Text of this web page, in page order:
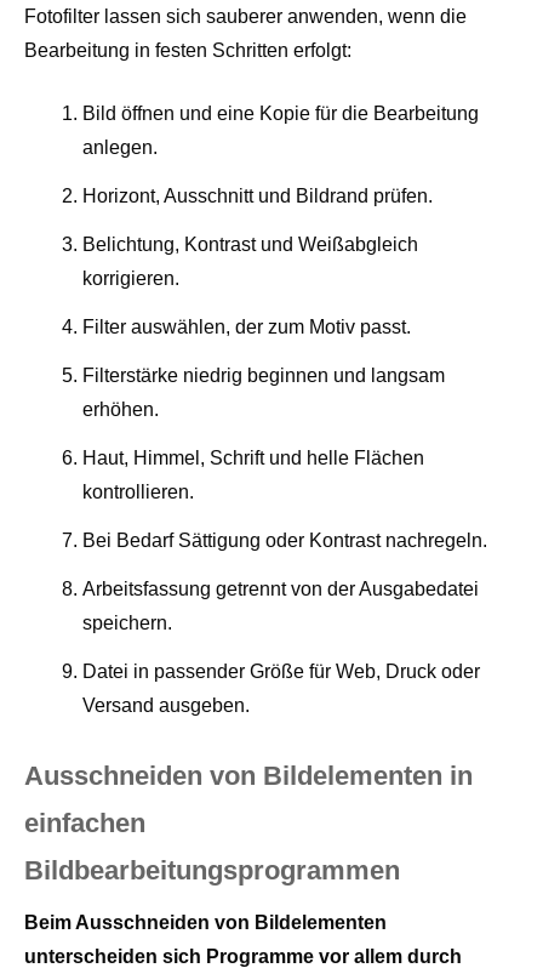
Fotofilter lassen sich sauberer anwenden, wenn die
Bearbeitung in festen Schritten erfolgt:
Bild öffnen und eine Kopie für die Bearbeitung
anlegen.
Horizont, Ausschnitt und Bildrand prüfen.
Belichtung, Kontrast und Weißabgleich
korrigieren.
Filter auswählen, der zum Motiv passt.
Filterstärke niedrig beginnen und langsam
erhöhen.
Haut, Himmel, Schrift und helle Flächen
kontrollieren.
Bei Bedarf Sättigung oder Kontrast nachregeln.
Arbeitsfassung getrennt von der Ausgabedatei
speichern.
Datei in passender Größe für Web, Druck oder
Versand ausgeben.
Ausschneiden von Bildelementen in
einfachen
Bildbearbeitungsprogrammen
Beim Ausschneiden von Bildelementen
unterscheiden sich Programme vor allem durch